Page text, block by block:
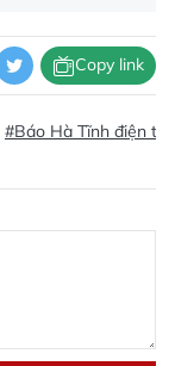
Copy link
#Báo Hà Tĩnh điện tử